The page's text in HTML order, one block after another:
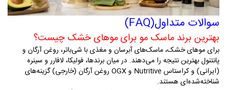
سوالات متداول(FAQ)
بهترین برند ماسک مو برای موهای خشک چیست؟
برای موهای خشک، ماسک‌های آبرسان و مغذی با شی‌باتر، روغن آرگان و
پانتنول بهترین نتیجه را می‌دهند. در میان برندها، فولیکا، لافارر و سینره
(ایرانی) و کراستاس Nutritive وOGX روغن آرگان (خارجی) گزینه‌های
شناخته‌شده‌ای هستند.